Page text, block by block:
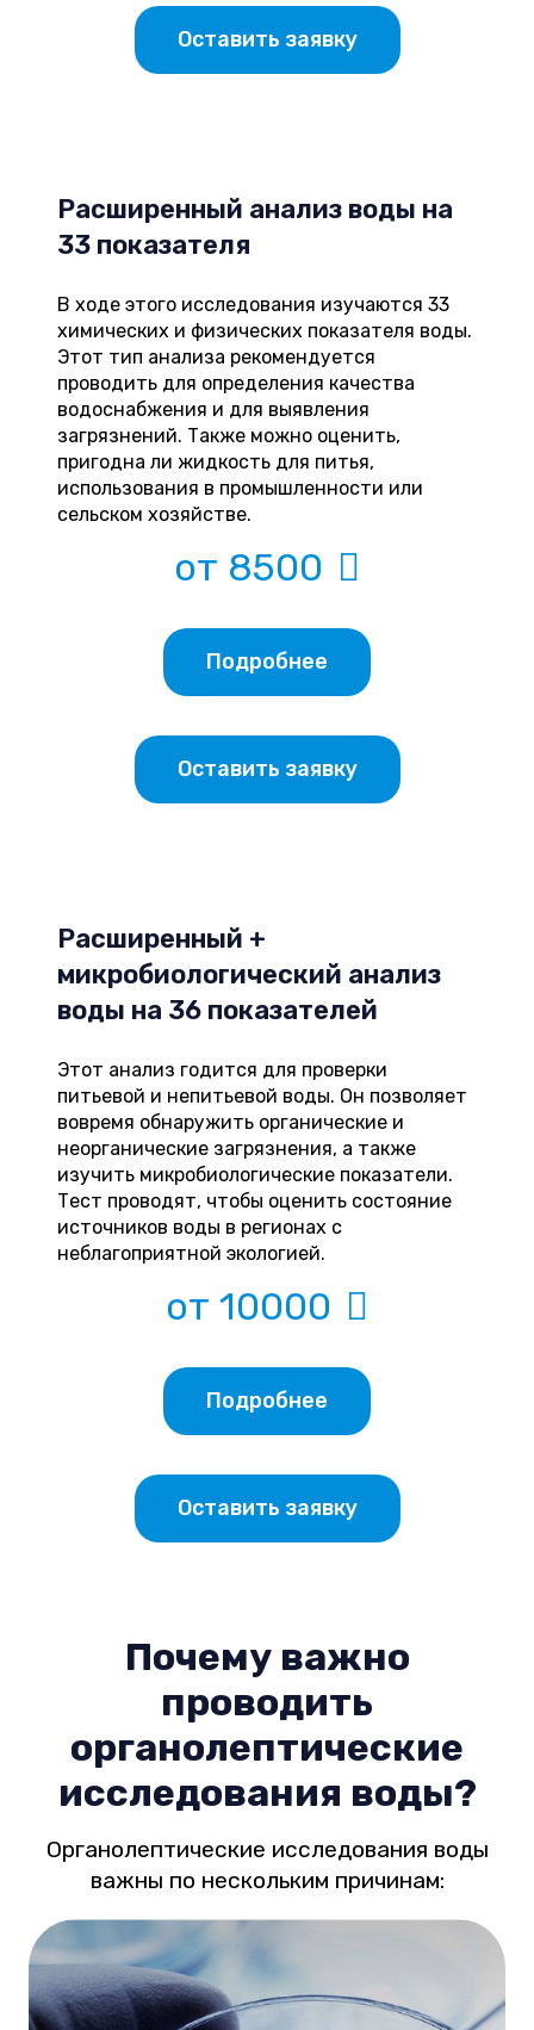
Оставить заявку
Расширенный анализ воды на
33 показателя
В ходе этого исследования изучаются 33
химических и физических показателя воды.
Этот тип анализа рекомендуется
проводить для определения качества
водоснабжения и для выявления
загрязнений. Также можно оценить,
пригодна ли жидкость для питья,
использования в промышленности или
сельском хозяйстве.
от 8500
Подробнее
Оставить заявку
Расширенный +
микробиологический анализ
воды на 36 показателей
Этот анализ годится для проверки
питьевой и непитьевой воды. Он позволяет
вовремя обнаружить органические и
неорганические загрязнения, а также
изучить микробиологические показатели.
Тест проводят, чтобы оценить состояние
источников воды в регионах с
неблагоприятной экологией.
от 10000
Подробнее
Оставить заявку
Почему важно
проводить
органолептические
исследования воды?
Органолептические исследования воды
важны по нескольким причинам: